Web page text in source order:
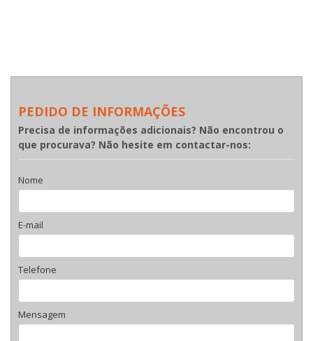
PEDIDO DE INFORMAÇÕES
Precisa de informações adicionais? Não encontrou o
que procurava? Não hesite em contactar-nos:
Nome
E-mail
Telefone
Mensagem